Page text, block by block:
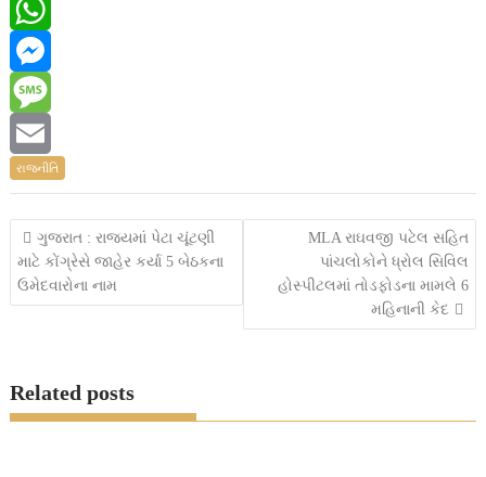
a
c
e
b
o
o
k
T
w
i
t
e
W
h
a
t
s
A
M
e
s
s
r
M
e
s
E
m
રાજનીતિ
Post
navigation
ગુજરાત : રાજ્યમાં પેટા ચૂંટણી
માટે કોંગ્રેસે જાહેર કર્યા 5 બેઠકના
ઉમેદવારોના નામ
MLA રાઘવજી પટેલ સહિત
પાંચલોકોને ધ્રોલ સિવિલ
હોસ્પીટલમાં તોડફોડના મામલે 6
મહિનાની કેદ
Related posts